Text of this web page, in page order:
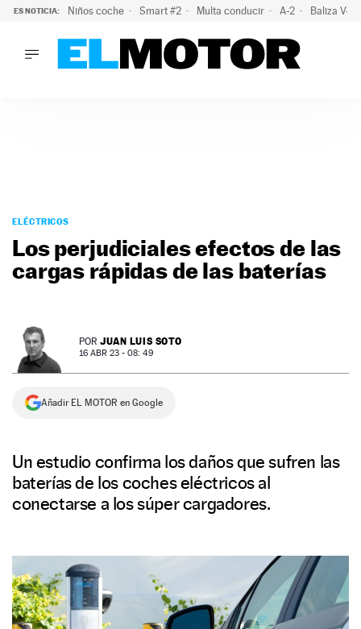
ES NOTICIA: Niños coche Smart #2 Multa conducir A-2 Baliza V-
PODCAST
MOTOS
TECNOLOGÍA
SUPERCOCHES
PREMIOS
SERVICIOS
ELÉCTRICOS
Los perjudiciales efectos de las
cargas rápidas de las baterías
POR JUAN LUIS SOTO
16 ABR 23 - 08: 49
Añadir EL MOTOR en Google
Un estudio confirma los daños que sufren las
baterías de los coches eléctricos al
conectarse a los súper cargadores.